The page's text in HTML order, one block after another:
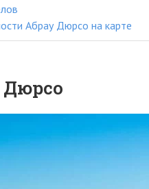
Абрау Дюрсо на карте
Дюрсо